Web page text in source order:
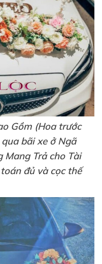
Gồm (Hoa trước
bãi xe ở Ngã
Mang Trả cho Tài
đủ và cọc thế